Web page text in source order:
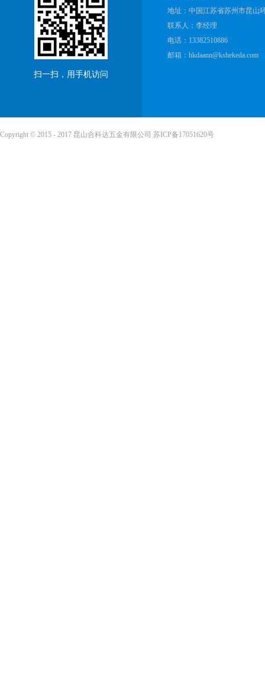
扫一扫，用手机访问
地址：中国江苏省苏州市昆山
联系人：李经理
电话：13382510886
邮箱：hkdaann@kshekeda.com
Copyright © 2015 - 2017 昆山合科达五金有限公司 苏ICP备17051620号